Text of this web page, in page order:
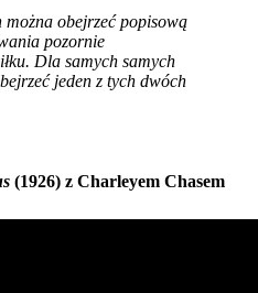
obejrzeć popisową
pozornie
Dla samych samych
jeden z tych dwóch
(1926) z Charleyem Chasem